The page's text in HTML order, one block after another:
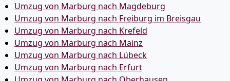
Umzug von Marburg nach Magdeburg
Umzug von Marburg nach Freiburg im Breisgau
Umzug von Marburg nach Krefeld
Umzug von Marburg nach Mainz
Umzug von Marburg nach Lübeck
Umzug von Marburg nach Erfurt